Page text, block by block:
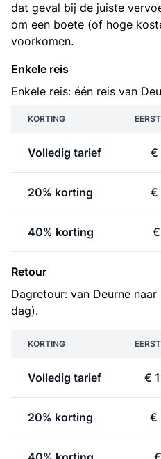
dat geval bij de juiste
om een boete (of hoge
voorkomen.
Enkele reis
Enkele reis: één reis van
KORTING
Volledig tarief €
20% korting €
40% korting €
Retour
Dagretour: van Deurne
dag).
KORTING
Volledig tarief €
20% korting €